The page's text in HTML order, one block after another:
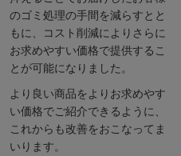
のゴミ処理の手間を減らすとと
もに、コスト削減によりさらに
お求めやすい価格で提供するこ
とが可能になりました。
より良い商品をよりお求めやす
い価格でご紹介できるように、
これからも改善をおこなってま
いります。